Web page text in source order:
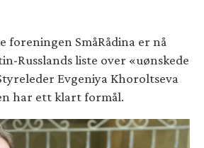
foreningen SmåRådina er nå
Russlands liste over «uønskede
Evgeniya Khoroltseva
har ett klart formål.